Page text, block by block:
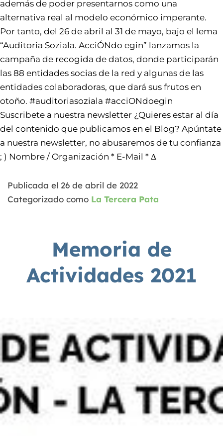
además de poder presentarnos como una
alternativa real al modelo económico imperante.
Por tanto, del 26 de abril al 31 de mayo, bajo el lema
“Auditoria Soziala. AcciÓNdo egin” lanzamos la
campaña de recogida de datos, donde participarán
las 88 entidades socias de la red y algunas de las
entidades colaboradoras, que dará sus frutos en
otoño. #auditoriasoziala #acciONdoegin
Suscribete a nuestra newsletter ¿Quieres estar al día
del contenido que publicamos en el Blog? Apúntate
a nuestra newsletter, no abusaremos de tu confianza
; ) Nombre / Organización * E-Mail * Δ
Publicada el 26 de abril de 2022
Categorizado como La Tercera Pata
Memoria de
Actividades 2021